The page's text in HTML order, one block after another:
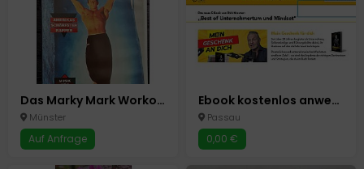
Das Marky Mark Workout Film VHS Kassette
Münster
Auf Anfrage
Ebook kostenlos anwenden, verschenken und damit Geld verdienen: „Best of Unternehmertum und Mindset“ – Das neue E-Book von Dirk Kreuter
Passau
0,00 €